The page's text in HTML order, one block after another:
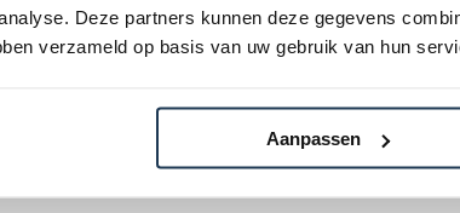
Deze partners kunnen deze gegevens
verzameld op basis van uw gebruik van hun
Aanpassen